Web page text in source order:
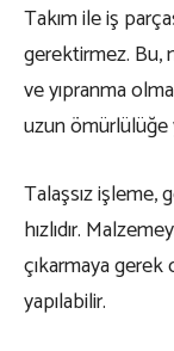
Takım ile iş
gerektirmez. Bu,
ve yıpranma
uzun ömürlülüğe
Talaşsız
hızlıdır.
çıkarmaya gerek
yapılabilir.